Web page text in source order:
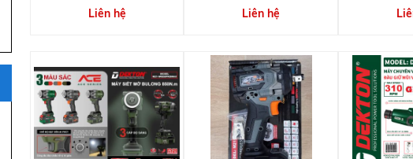
CV250PRO (Gen 3)
Liên hệ
CV250PROMAX (Gen 4)
Liên hệ